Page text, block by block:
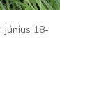
június 18-